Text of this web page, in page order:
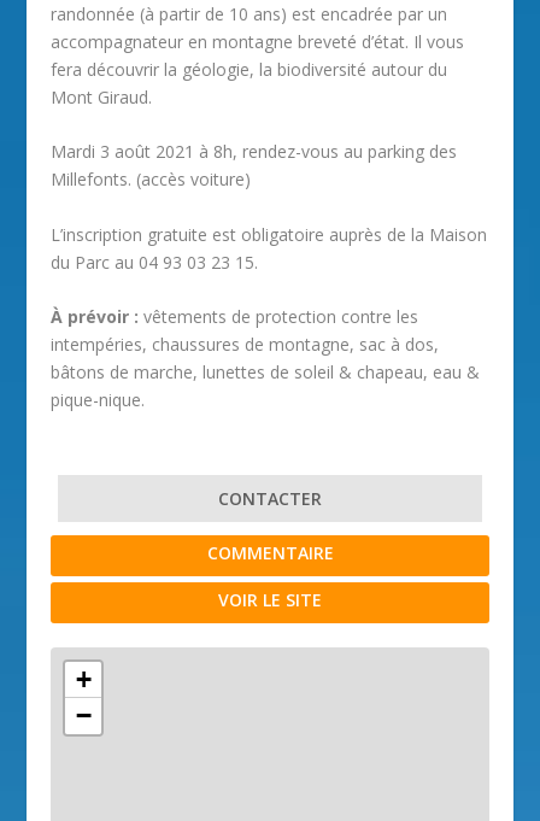
randonnée (à partir de 10 ans) est encadrée par un
accompagnateur en montagne breveté d’état. Il vous
fera découvrir la géologie, la biodiversité autour du
Mont Giraud.
Mardi 3 août 2021 à 8h, rendez-vous au parking des
Millefonts. (accès voiture)
L’inscription gratuite est obligatoire auprès de la Maison
du Parc au 04 93 03 23 15.
À prévoir : vêtements de protection contre les
intempéries, chaussures de montagne, sac à dos,
bâtons de marche, lunettes de soleil & chapeau, eau &
pique-nique.
CONTACTER
COMMENTAIRE
VOIR LE SITE
+
−